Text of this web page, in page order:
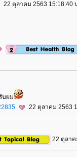
22 ตุลาคม 2563 15:18:40
บผม
22 ตุลาคม 2563
22 ตุลาค